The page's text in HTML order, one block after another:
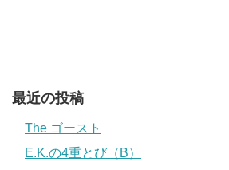
最近の投稿
The ゴースト
E.K.の4重とび（B）